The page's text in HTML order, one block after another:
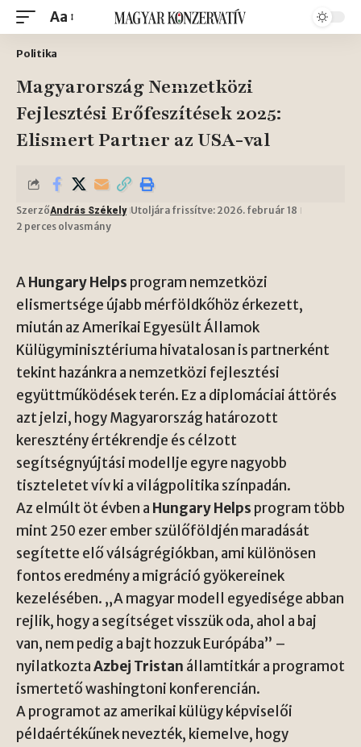
Aa
Politika
Magyarország Nemzetközi
Fejlesztési Erőfeszítések 2025:
Elismert Partner az USA-val
SzerzőAndrás Székely Utoljára frissítve: 2026. február 18
2 perces olvasmány
AHungary Helps program nemzetközi
elismertsége újabb mérföldkőhöz érkezett,
miután az Amerikai Egyesült Államok
Külügyminisztériuma hivatalosan is partnerként
tekint hazánkra a nemzetközi fejlesztési
együttműködések terén. Ez a diplomáciai áttörés
azt jelzi, hogy Magyarország határozott
keresztény értékrendje és célzott
segítségnyújtási modellje egyre nagyobb
tiszteletet vív ki a világpolitika színpadán.
Az elmúlt öt évben a Hungary Helps program több
mint 250 ezer ember szülőföldjén maradását
segítette elő válságrégiókban, ami különösen
fontos eredmény a migráció gyökereinek
kezelésében. „A magyar modell egyedisége abban
rejlik, hogy a segítséget visszük oda, ahol a baj
van, nem pedig a bajt hozzuk Európába” –
nyilatkoztaAzbej Tristan államtitkár a programot
ismertető washingtoni konferencián.
A programot az amerikai külügy képviselői
példaértékűnek nevezték, kiemelve, hogy